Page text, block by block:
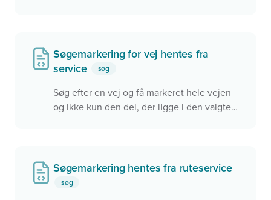
Søgemarkering for vej hentes fra
service
søg
Søg efter en vej og få markeret hele vejen
og ikke kun den del, der ligge i den valgte
også være en anden service, der blev
benyttet.
Søgemarkering hentes fra ruteservice
søg